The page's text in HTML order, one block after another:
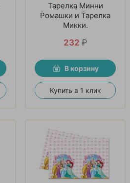
Тарелка Минни
Ромашки и Тарелка
Микки.
232 ₽
В корзину
Купить в 1 клик